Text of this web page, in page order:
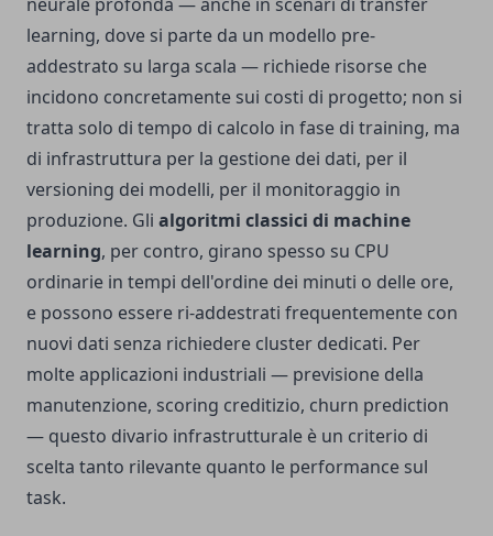
learning, dove si parte da un modello pre-
addestrato su larga scala — richiede risorse che
incidono concretamente sui costi di progetto; non si
tratta solo di tempo di calcolo in fase di training, ma
di infrastruttura per la gestione dei dati, per il
versioning dei modelli, per il monitoraggio in
produzione. Gli algoritmi classici di machine
learning, per contro, girano spesso su CPU
ordinarie in tempi dell'ordine dei minuti o delle ore,
e possono essere ri-addestrati frequentemente con
nuovi dati senza richiedere cluster dedicati. Per
molte applicazioni industriali — previsione della
manutenzione, scoring creditizio, churn prediction
— questo divario infrastrutturale è un criterio di
scelta tanto rilevante quanto le performance sul
task.